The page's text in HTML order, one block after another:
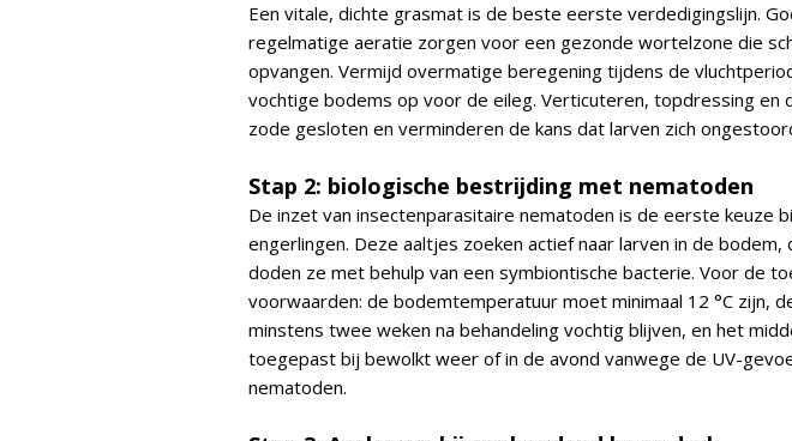
Een vitale, dichte grasmat is de beste eerste verdedigingslijn.
regelmatige aeratie zorgen voor een gezonde wortelzone die
opvangen. Vermijd overmatige beregening tijdens de
vochtige bodems op voor de eileg. Verticuteren, topdressing en
zode gesloten en verminderen de kans dat larven zich
Stap 2: biologische bestrijding met nematoden
De inzet van insectenparasitaire nematoden is de eerste keuze
engerlingen. Deze aaltjes zoeken actief naar larven in de bodem,
doden ze met behulp van een symbiontische bacterie. Voor de
voorwaarden: de bodemtemperatuur moet minimaal 12 °C zijn,
minstens twee weken na behandeling vochtig blijven, en het
toegepast bij bewolkt weer of in de avond vanwege de UV-
nematoden.